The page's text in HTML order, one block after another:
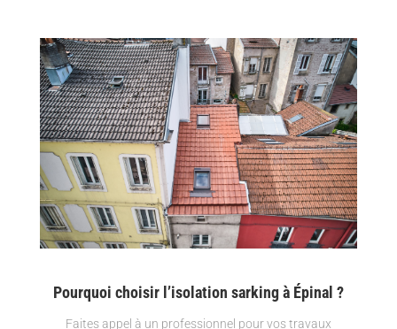
Pourquoi choisir l’isolation sarking à Épinal ?
Faites appel à un professionnel pour vos travaux